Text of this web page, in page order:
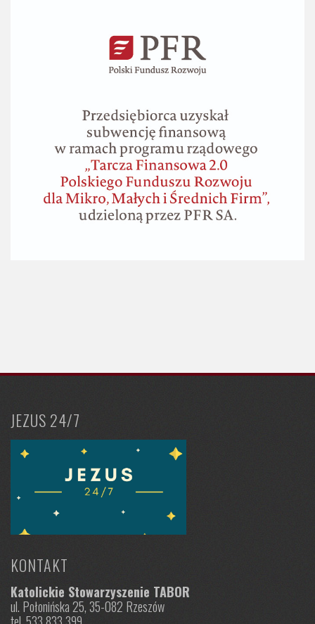
JEZUS 24/7
KONTAKT
Katolickie Stowarzyszenie TABOR
ul. Połonińska 25, 35-082 Rzeszów